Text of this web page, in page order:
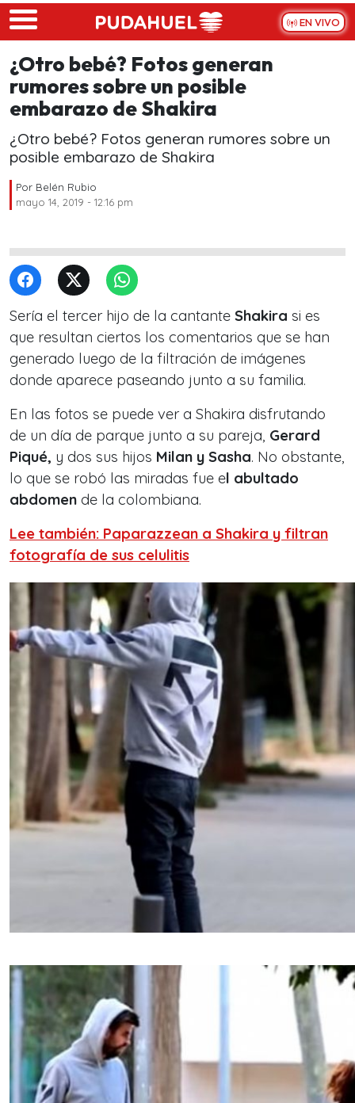
Skip to main content
EN VIVO
¿Otro bebé? Fotos generan
rumores sobre un posible
embarazo de Shakira
¿Otro bebé? Fotos generan rumores sobre un
posible embarazo de Shakira
Por Belén Rubio
mayo 14, 2019 - 12:16 pm
Sería el tercer hijo de la cantante Shakira si es
que resultan ciertos los comentarios que se han
generado luego de la filtración de imágenes
donde aparece paseando junto a su familia.
En las fotos se puede ver a Shakira disfrutando
de un día de parque junto a su pareja, Gerard
Piqué, y dos sus hijos Milan y Sasha. No obstante,
lo que se robó las miradas fue el abultado
abdomen de la colombiana.
Lee también: Paparazzean a Shakira y filtran
fotografía de sus celulitis